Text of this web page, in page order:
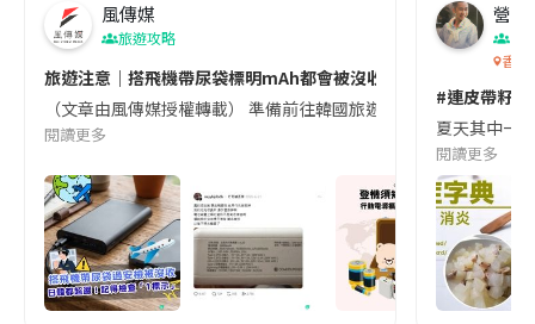
風傳媒
旅遊攻略
旅遊注意｜搭飛機帶尿袋標明mAh都會被沒收😱出發前切記檢查
（文章由風傳媒授權轉載） 準備前往韓國旅遊的民眾，近期要
閱讀更多
營養
香港
#連皮帶籽
夏天其中一
閱讀更多